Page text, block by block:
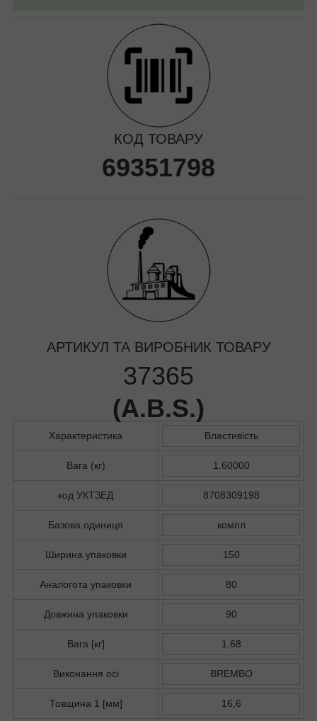
КОД ТОВАРУ
69351798
АРТИКУЛ ТА ВИРОБНИК ТОВАРУ
37365
(A.B.S.)
Характеристика Властивість
Вага (кг) 1.60000
код УКТЗЕД 8708309198
Базова одиниця компл
Ширина упаковки 150
Аналогота упаковки 80
Довжина упаковки 90
Вага [кг] 1,68
Виконання осі BREMBO
Товщина 1 [мм] 16,6